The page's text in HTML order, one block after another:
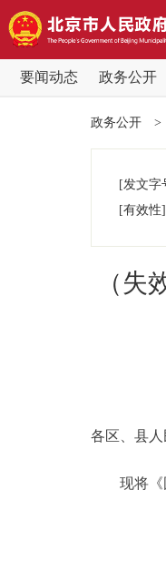
要闻动态 政务公开
政务公开
政务公开
[发文字
[有效性]
（
各区、县
现将《国